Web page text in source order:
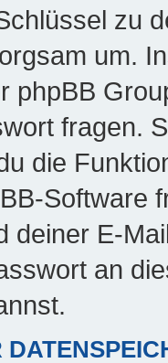
zu
um.
phpBB
fragen.
die
Software
deiner E-
an